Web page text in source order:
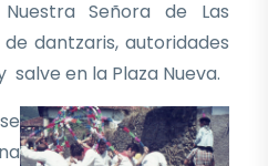
Señora de Las
dantzaris, autoridades
salve en la Plaza Nueva.